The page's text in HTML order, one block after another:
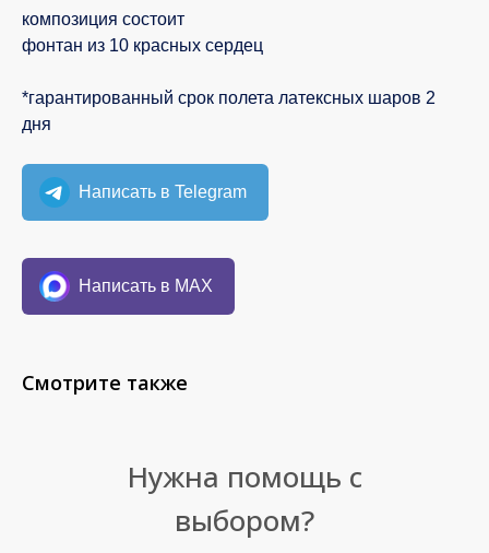
композиция состоит
фонтан из 10 красных сердец
*гарантированный срок полета латексных шаров 2
дня
Написать в Telegram
Написать в MAX
Смотрите также
Нужна помощь с
выбором?